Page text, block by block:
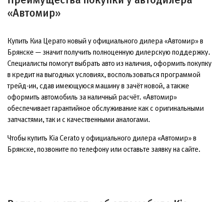
«Автомир»
Купить Киа Церато новый у официального дилера «Автомир» в
Брянске — значит получить полноценную дилерскую поддержку.
Специалисты помогут выбрать авто из наличия, оформить покупку
в кредит на выгодных условиях, воспользоваться программой
трейд-ин, сдав имеющуюся машину в зачёт новой, а также
оформить автомобиль за наличный расчёт. «Автомир»
обеспечивает гарантийное обслуживание как с оригинальными
запчастями, так и с качественными аналогами.
Чтобы купить Kia Cerato у официального дилера «Автомир» в
Брянске, позвоните по телефону или оставьте заявку на сайте.